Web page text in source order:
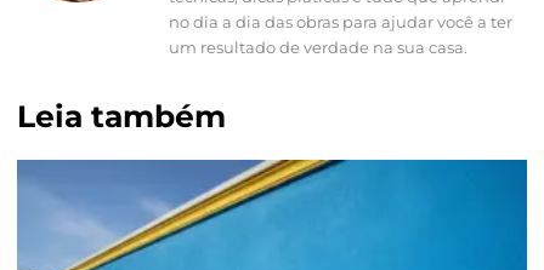
no dia a dia das obras para ajudar você a ter
um resultado de verdade na sua casa.
Leia também